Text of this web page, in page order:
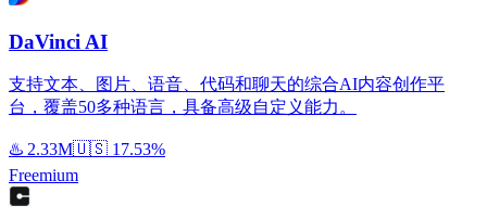
DaVinci AI
支持文本、图片、语音、代码和聊天的综合AI内容创作平
台，覆盖50多种语言，具备高级自定义能力。
♨️ 2.33M🇺🇸 17.53%
Freemium